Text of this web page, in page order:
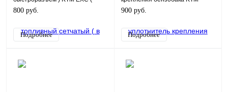
78141013190 )
800 руб.
Подробнее
900 руб.
Подробнее